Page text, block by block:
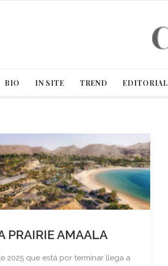
BIO IN SITE TREND EDITORIAL
PRAIRIE AMAALA
2025 que está por terminar llega a